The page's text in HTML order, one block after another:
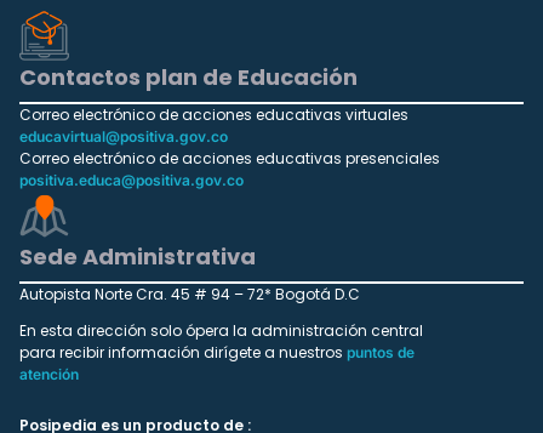
Contactos plan de Educación
Correo electrónico de acciones educativas virtuales
educavirtual@positiva.gov.co
Correo electrónico de acciones educativas presenciales
positiva.educa@positiva.gov.co
Sede Administrativa
Autopista Norte Cra. 45 # 94 – 72* Bogotá D.C
En esta dirección solo ópera la administración central
para recibir información dirígete a nuestros puntos de
atención
Posipedia es un producto de :